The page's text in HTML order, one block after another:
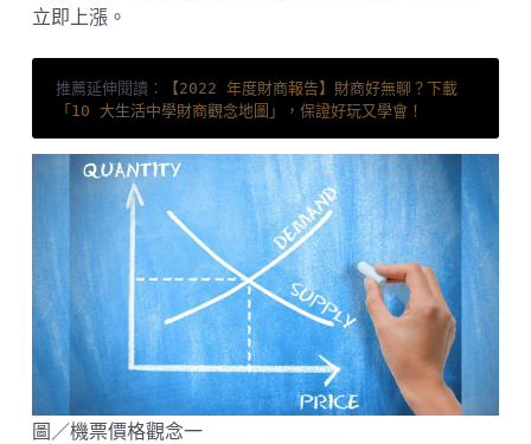
立即上漲。
推薦延伸閱讀：
【2022 年度財商報告】財商好無聊？下載
「10 大生活中學財商觀念地圖」，保證好玩又學會！
圖／機票價格觀念一